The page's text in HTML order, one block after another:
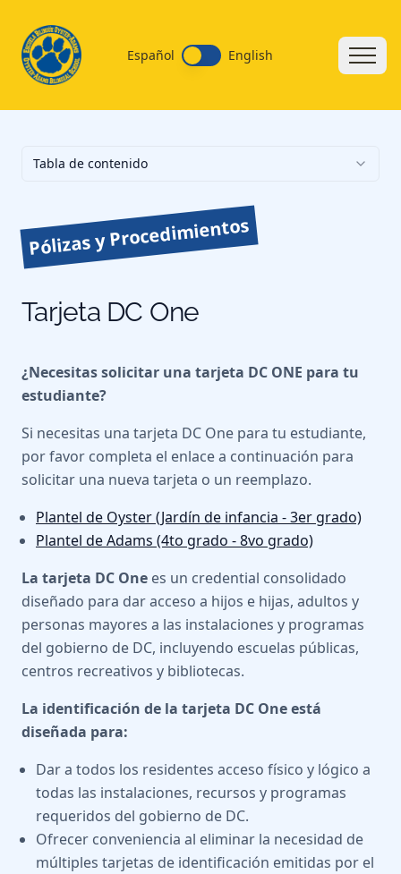
Español English
Tabla de contenido
Pólizas y Procedimientos
Tarjeta DC One
¿Necesitas solicitar una tarjeta DC ONE para tu
estudiante?
Si necesitas una tarjeta DC One para tu estudiante,
por favor completa el enlace a continuación para
solicitar una nueva tarjeta o un reemplazo.
Plantel de Oyster (Jardín de infancia - 3er grado)
Plantel de Adams (4to grado - 8vo grado)
La tarjeta DC One es un credential consolidado
diseñado para dar acceso a hijos e hijas, adultos y
personas mayores a las instalaciones y programas
del gobierno de DC, incluyendo escuelas públicas,
centros recreativos y bibliotecas.
La identificación de la tarjeta DC One está
diseñada para:
Dar a todos los residentes acceso físico y lógico a
todas las instalaciones, recursos y programas
requeridos del gobierno de DC.
Ofrecer conveniencia al eliminar la necesidad de
múltiples tarjetas de identificación emitidas por el